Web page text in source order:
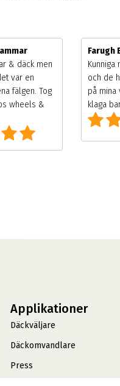
& däck men
var en
fälgen. Tog
wheels &
och
på
klaga
Däckomvandlare
Press